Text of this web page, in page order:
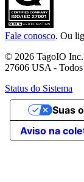
Fale conosco. Ou
© 2026 TagoIO
27606 USA -
Status do Sistema
Aviso na
Suas